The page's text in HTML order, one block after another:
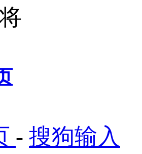
- 搜狗输入